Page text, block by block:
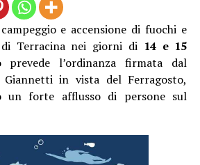
e accensione di fuochi e
Terracina nei giorni di 14 e 15
l’ordinanza firmata dal
Giannetti in vista del Ferragosto,
un forte afflusso di persone sul